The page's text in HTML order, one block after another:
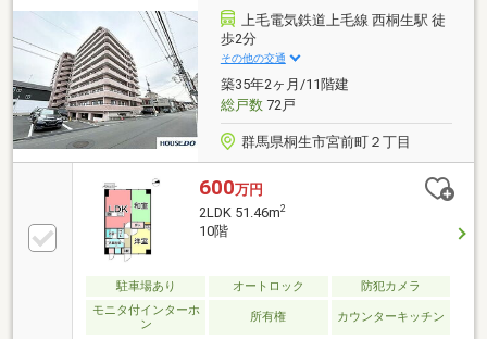
上毛電気鉄道上毛線 西桐生駅 徒
歩2分
その他の交通
築35年2ヶ月/11階建
総戸数72戸
群馬県桐生市宮前町２丁目
600万円
2LDK 51.46m2
10階
駐車場あり オートロック
防犯カメラ
モニタ付インターホ
ン
所有権 カウンターキッチン